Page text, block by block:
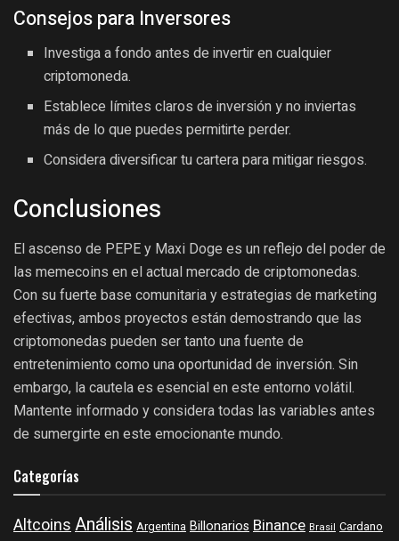
Consejos para Inversores
Investiga a fondo antes de invertir en cualquier
criptomoneda.
Establece límites claros de inversión y no inviertas
más de lo que puedes permitirte perder.
Considera diversificar tu cartera para mitigar riesgos.
Conclusiones
El ascenso de PEPE y Maxi Doge es un reflejo del poder de
las memecoins en el actual mercado de criptomonedas.
Con su fuerte base comunitaria y estrategias de marketing
efectivas, ambos proyectos están demostrando que las
criptomonedas pueden ser tanto una fuente de
entretenimiento como una oportunidad de inversión. Sin
embargo, la cautela es esencial en este entorno volátil.
Mantente informado y considera todas las variables antes
de sumergirte en este emocionante mundo.
Categorías
Altcoins Análisis Argentina Billonarios Binance Brasil Cardano